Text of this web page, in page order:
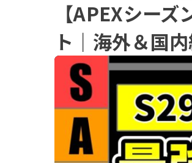
【APEXシー
ト｜海外＆国